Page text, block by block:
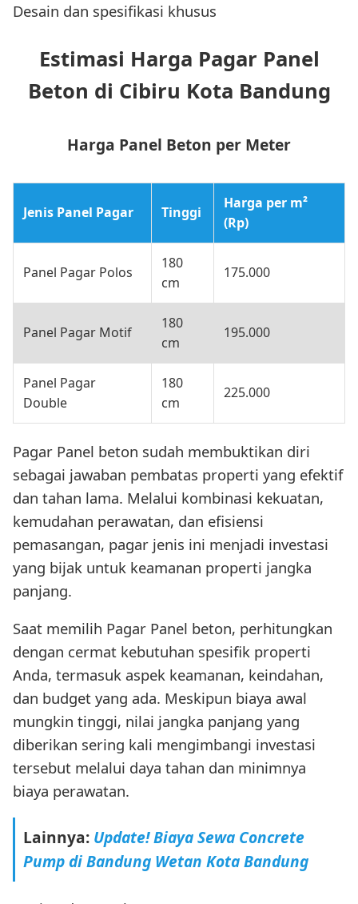
Desain dan spesifikasi khusus
Estimasi Harga Pagar Panel
Beton di Cibiru Kota Bandung
Harga Panel Beton per Meter
Jenis Panel Pagar Tinggi
Harga per m²
(Rp)
Panel Pagar Polos
180
cm
175.000
Panel Pagar Motif
180
cm
195.000
Panel Pagar
Double
180
cm
225.000
Pagar Panel beton sudah membuktikan diri
sebagai jawaban pembatas properti yang efektif
dan tahan lama. Melalui kombinasi kekuatan,
kemudahan perawatan, dan efisiensi
pemasangan, pagar jenis ini menjadi investasi
yang bijak untuk keamanan properti jangka
panjang.
Saat memilih Pagar Panel beton, perhitungkan
dengan cermat kebutuhan spesifik properti
Anda, termasuk aspek keamanan, keindahan,
dan budget yang ada. Meskipun biaya awal
mungkin tinggi, nilai jangka panjang yang
diberikan sering kali mengimbangi investasi
tersebut melalui daya tahan dan minimnya
biaya perawatan.
Lainnya: Update! Biaya Sewa Concrete
Pump di Bandung Wetan Kota Bandung